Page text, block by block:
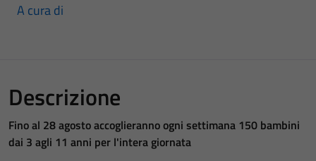
A cura di
Descrizione
Fino al 28 agosto accoglieranno ogni settimana 150 bambini
dai 3 agli 11 anni per l'intera giornata